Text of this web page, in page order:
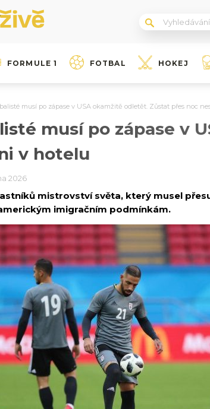
FORMULE 1 FOTBAL HOKEJ
musí po zápase v USA okamžitě odletět. Zůstat přes noc
musí po zápase v
v hotelu
2026
mistrovství světa, který musel
imigračním podmínkám.